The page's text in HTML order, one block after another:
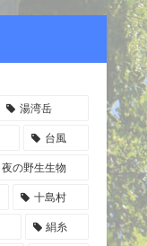
湯湾岳
台風
夜の野生生物
十島村
絹糸